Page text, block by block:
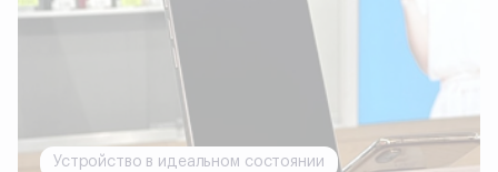
Устройство в идеальном состоянии